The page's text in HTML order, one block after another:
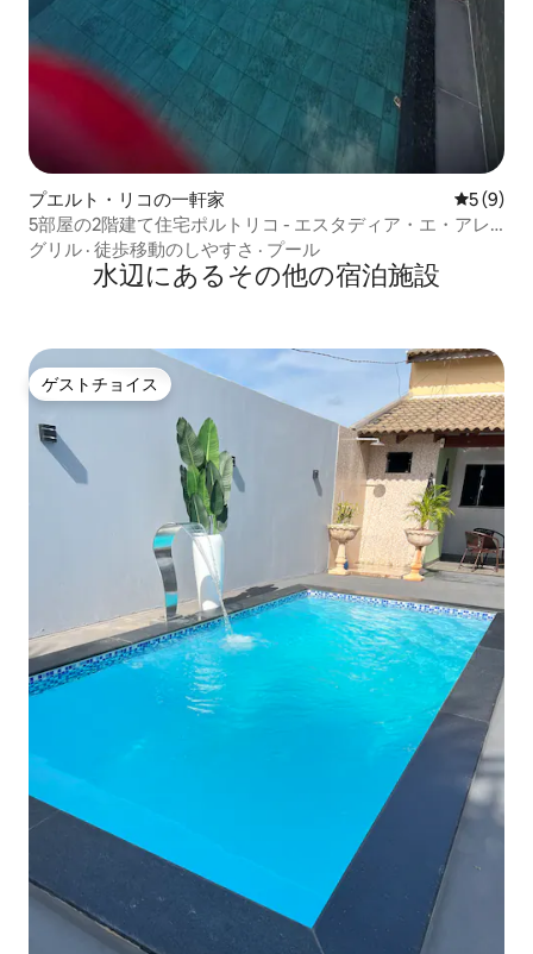
プエルト・リコの一軒家 レビュー
5 (9)
5部屋の2階建て住宅ポルトリコ - エスタディア・エ・アレ
ジア
グリル · 徒歩移動のしやすさ · プール
水辺にあるその他の宿泊施設
ゲストチョイス
ゲストチョイス